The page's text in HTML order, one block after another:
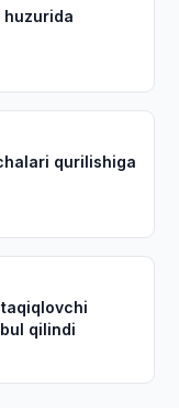
huzurida
qurilishiga
qilindi